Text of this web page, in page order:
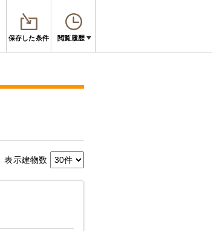
保存した条件 閲覧履歴
表示建物数